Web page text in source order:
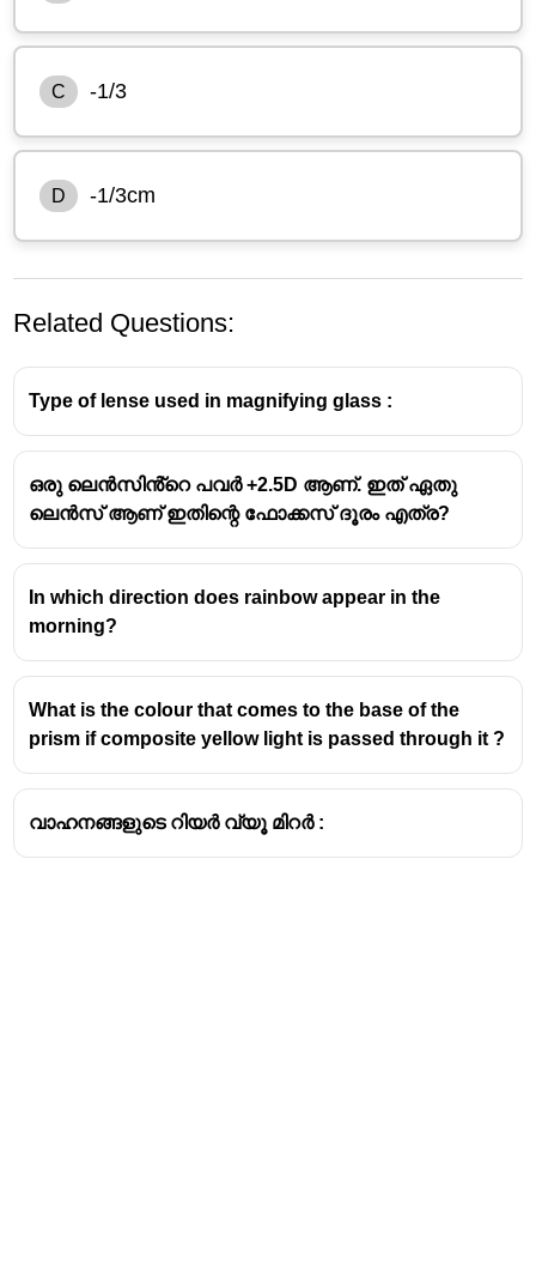
C -1/3
D -1/3cm
Height of the object (ho​) = 2 cm
Height of the image (hi​) = 6 cm
0
M=6cm/2cm=3
Related Questions:
Type of lense used in magnifying glass :
ഒരു ലെൻസിൻ്റെ പവർ +2.5D ആണ്. ഇത് ഏതു
ലെൻസ് ആണ് ഇതിന്റെ ഫോക്കസ് ദൂരം എത്ര?
In which direction does rainbow appear in the
morning?
What is the colour that comes to the base of the
prism if composite yellow light is passed through it ?
വാഹനങ്ങളുടെ റിയർ വ്യൂ മിറർ :